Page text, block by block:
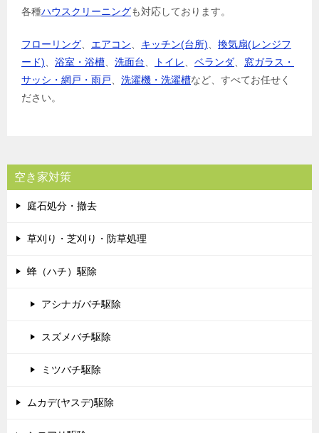
各種ハウスクリーニングも対応しております。
フローリング エアコン キッチン(台所)
換気扇(レンジフ
ード)
浴室・浴槽 洗面台 トイレ ベランダ
窓ガラス・
サッシ・網戸・雨戸
洗濯機・洗濯槽など、すべてお任せく
ださい。
空き家対策
庭石処分・撤去
草刈り・芝刈り・防草処理
蜂（ハチ）駆除
アシナガバチ駆除
スズメバチ駆除
ミツバチ駆除
ムカデ(ヤスデ)駆除